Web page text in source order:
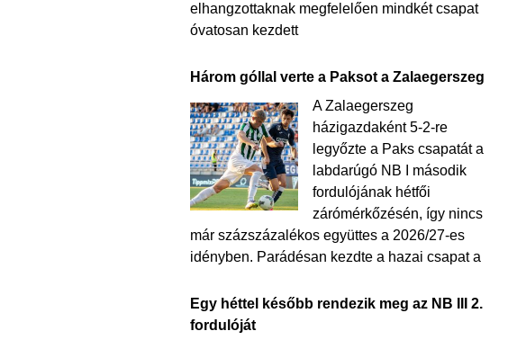
elhangzottaknak megfelelően mindkét csapat
óvatosan kezdett
Három góllal verte a Paksot a Zalaegerszeg
A Zalaegerszeg
házigazdaként 5-2-re
legyőzte a Paks csapatát a
labdarúgó NB I második
fordulójának hétfői
zárómérkőzésén, így nincs
már százszázalékos együttes a 2026/27-es
idényben. Parádésan kezdte a hazai csapat a
Egy héttel később rendezik meg az NB III 2.
fordulóját